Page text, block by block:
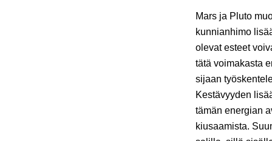
Mars ja Pluto
kunnianhimo
olevat esteet
tätä voimakasta
sijaan
Kestävyyden
tämän energian
kiusaamista.